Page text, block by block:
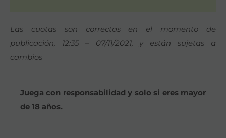
Las cuotas son correctas en el momento de
publicación, 12:35 – 07/11/2021, y están sujetas a
cambios
Juega con responsabilidad y solo si eres mayor
de 18 años.